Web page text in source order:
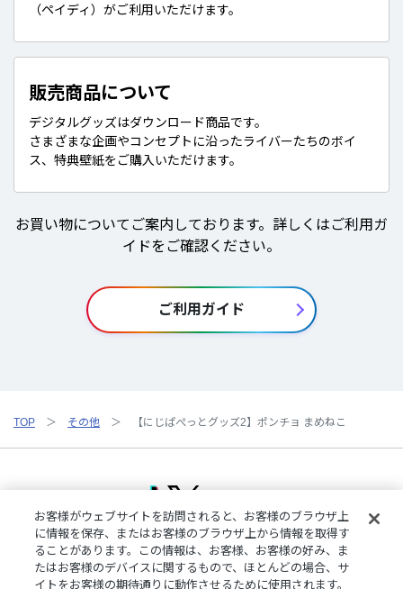
（ペイディ）がご利用いただけます。
販売商品について
デジタルグッズはダウンロード商品です。
さまざまな企画やコンセプトに沿ったライバーたちのボイ
ス、特典壁紙をご購入いただけます。
お買い物についてご案内しております。詳しくはご利用ガ
イドをご確認ください。
ご利用ガイド
TOP その他 【にじぱぺっとグッズ2】ポンチョ まめねこ
ご利用規約プライバシーポリシー
特定商取引法に基づく表記
ご利用ガイドよくある質問お問い合わせにじさんじ公式サイト
お客様がウェブサイトを訪問されると、お客様のブラウザ上
に情報を保存、またはお客様のブラウザ上から情報を取得す
ることがあります。この情報は、お客様、お客様の好み、ま
たはお客様のデバイスに関するもので、ほとんどの場合、サ
イトをお客様の期待通りに動作させるために使用されます。